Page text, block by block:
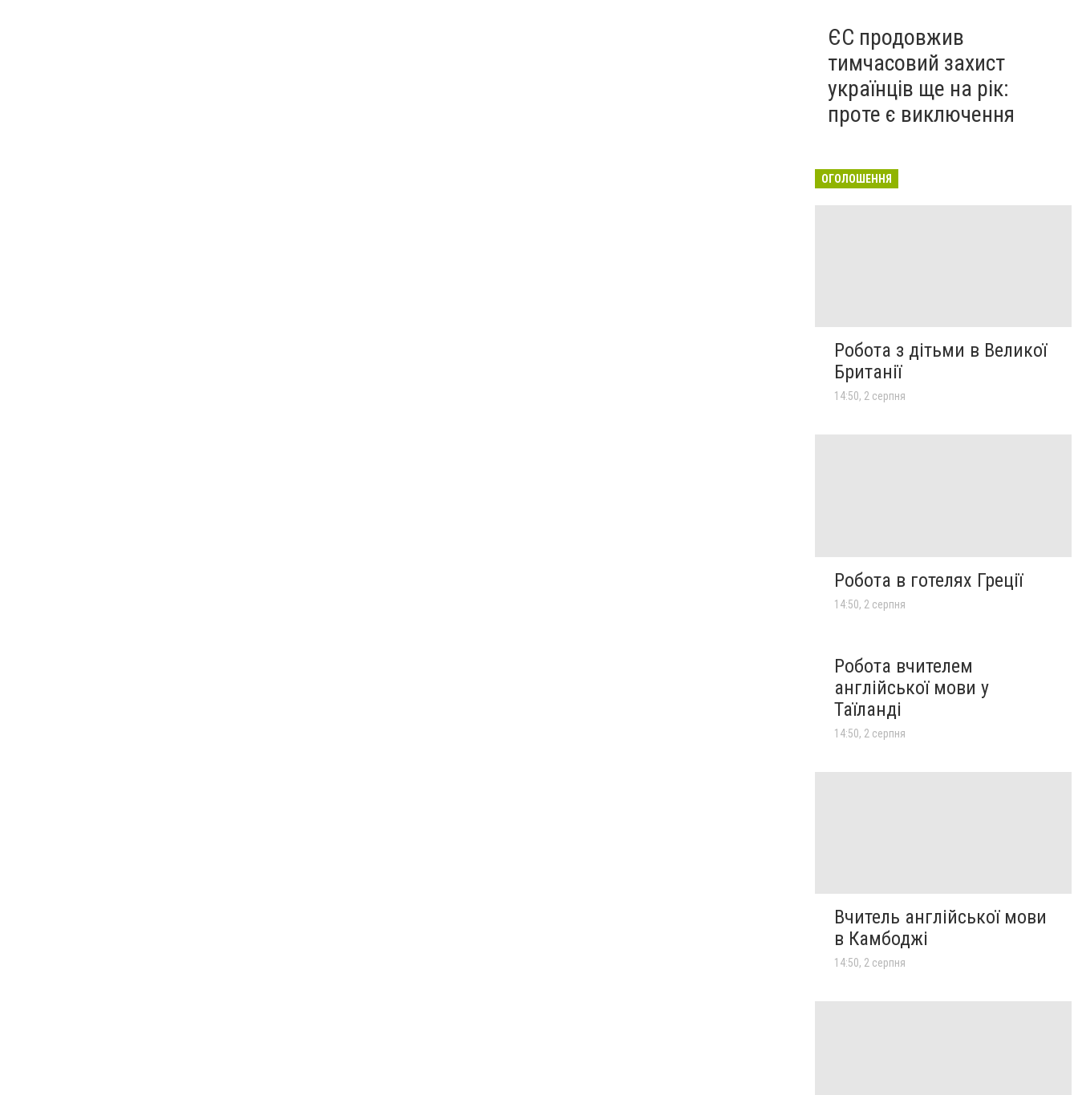
ЄС продовжив
тимчасовий захист
українців ще на рік:
проте є виключення
ОГОЛОШЕННЯ
Робота з дітьми в Великої
Британії
14:50, 2 серпня
Робота в готелях Греції
14:50, 2 серпня
Робота вчителем
англійської мови у
Таїланді
14:50, 2 серпня
Вчитель англійської мови
в Камбоджі
14:50, 2 серпня